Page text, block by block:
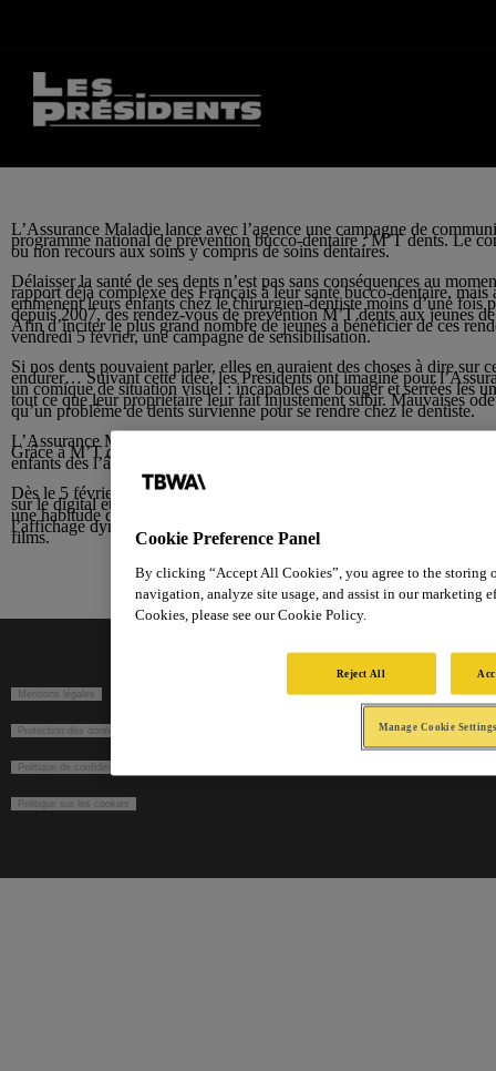
L’Assurance Maladie lance avec l’agence une campagne de
programme national de prévention bucco-dentaire : M’T dents. Le
ou non recours aux soins y compris de soins dentaires.
Délaisser la santé de ses dents n’est pas sans conséquences au
rapport déjà complexe des Français à leur santé bucco-dentaire,
emmènent leurs enfants chez le chirurgien-dentiste moins d’une fois
depuis 2007, des rendez-vous de prévention M’T dents aux jeunes
Afin d’inciter le plus grand nombre de jeunes à bénéficier de ces
vendredi 5 février, une campagne de sensibilisation.
Si nos dents pouvaient parler, elles en auraient des choses à dire
endurer… Suivant cette idée, les Présidents ont imaginé pour
un comique de situation visuel : incapables de bouger et serrées les
tout ce que leur propriétaire leur fait injustement subir. Mauvaises
qu’un problème de dents survienne pour se rendre chez le dentiste.
L’Assurance Maladie compte bien remédier à cette tendance en
Grâce à M’T dents, l’Assurance Maladie offre, tous les 3 ans, un
enfants dès l’âge de 3 ans et aux jeunes jusqu’à 24 ans.
Dès le 5 février et tout au long de l’année, l’Assurance Maladie va
sur le digital et les réseaux sociaux pour inciter à la prise de rendez-
une habitude de consultation régulière. Cette campagne, qui
l’affichage dynamique dans les centres médicaux pluridisciplinaires,
films.
Mentions légales
Protection des données dans le cadre du recrutement
Politique de confidentialité
Politique sur les cookies
Cookie Preference Panel
By clicking “Accept All Cookies”, you agree to the storing
navigation, analyze site usage, and assist in our marketing
Cookies, please see our Cookie Policy.
Reject All
Manage Cookie